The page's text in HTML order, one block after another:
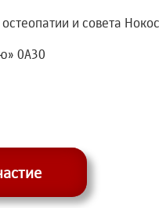
и совета
0A30